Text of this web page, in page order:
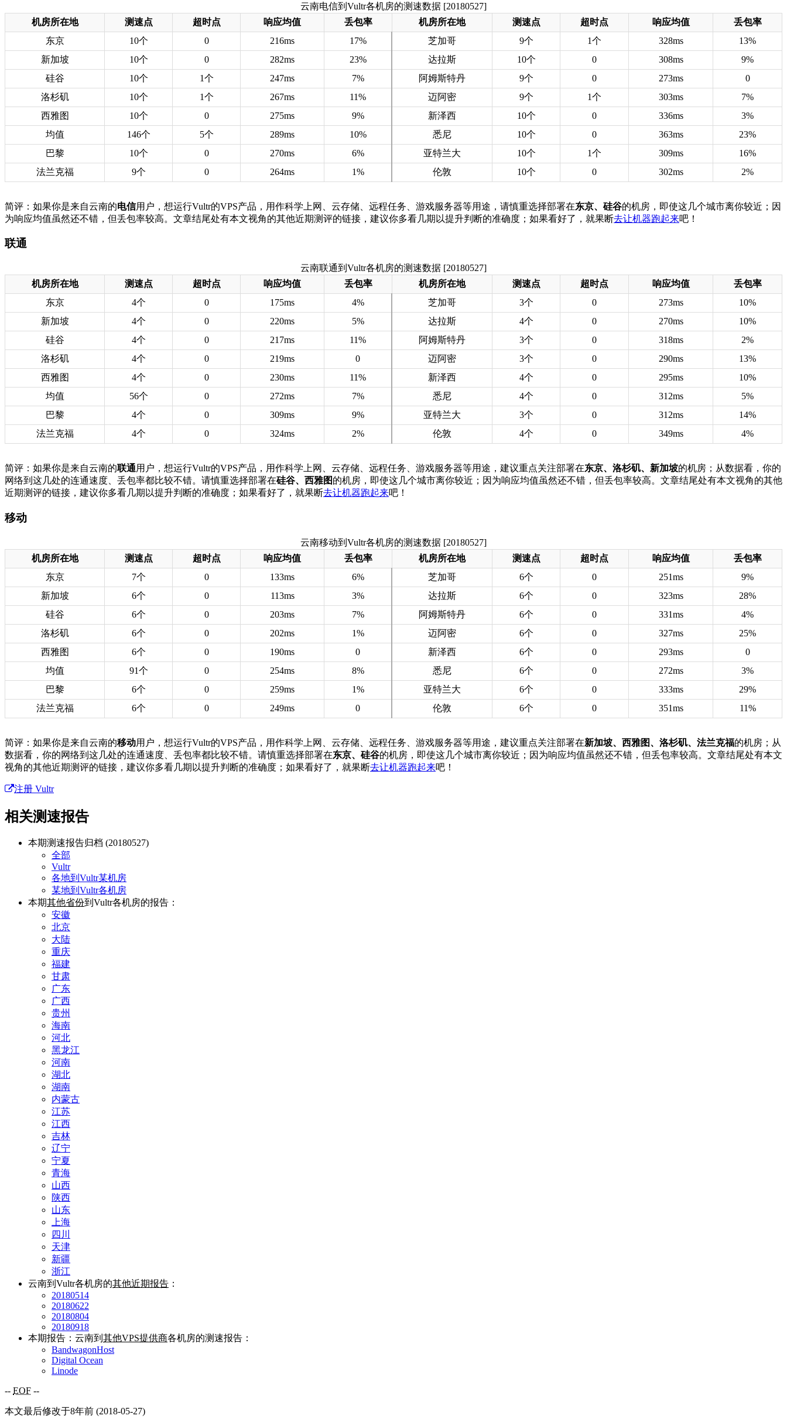
云南电信到Vultr各机房的测速数据 [20180527]
机房所在地
测速点 超时点 响应均值 丢包率 机房所在地 测速点 超时点 响应均值
丢包率
东京
10个 0 216ms 17% 芝加哥 9个 1个 328ms
13%
新加坡
10个 0 282ms 23% 达拉斯 10个 0 308ms
9%
硅谷
10个 1个 247ms 7% 阿姆斯特丹 9个 0 273ms
0
洛杉矶
10个 1个 267ms 11% 迈阿密 9个 1个 303ms
7%
西雅图
10个 0 275ms 9% 新泽西 10个 0 336ms
3%
均值
146个 5个 289ms 10% 悉尼 10个 0 363ms
23%
巴黎
10个 0 270ms 6% 亚特兰大 10个 1个 309ms
16%
法兰克福
9个 0 264ms 1% 伦敦 10个 0 302ms 2%
简评：如果你是来自云南的电信用户，想运行Vultr的VPS产品，用作科学上网、云存储、远程任务、游戏服务器等用途，请慎重选择部署在东京、硅谷的机房，即使这几个城市离你较近；因
为响应均值虽然还不错，但丢包率较高。文章结尾处有本文视角的其他近期测评的链接，建议你多看几期以提升判断的准确度；如果看好了，就果断去让机器跑起来吧！
联通
云南联通到Vultr各机房的测速数据 [20180527]
机房所在地
测速点 超时点 响应均值 丢包率 机房所在地 测速点 超时点 响应均值
丢包率
东京
4个 0 175ms 4% 芝加哥 3个 0 273ms
10%
新加坡
4个 0 220ms 5% 达拉斯 4个 0 270ms
10%
硅谷
4个 0 217ms 11% 阿姆斯特丹 3个 0 318ms
2%
洛杉矶
4个 0 219ms 0 迈阿密 3个 0 290ms
13%
西雅图
4个 0 230ms 11% 新泽西 4个 0 295ms
10%
均值
56个 0 272ms 7% 悉尼 4个 0 312ms
5%
巴黎
4个 0 309ms 9% 亚特兰大 3个 0 312ms
14%
法兰克福
4个 0 324ms 2% 伦敦 4个 0 349ms 4%
简评：如果你是来自云南的联通用户，想运行Vultr的VPS产品，用作科学上网、云存储、远程任务、游戏服务器等用途，建议重点关注部署在东京、洛杉矶、新加坡的机房；从数据看，你的
网络到这几处的连通速度、丢包率都比较不错。请慎重选择部署在硅谷、西雅图的机房，即使这几个城市离你较近；因为响应均值虽然还不错，但丢包率较高。文章结尾处有本文视角的其他
近期测评的链接，建议你多看几期以提升判断的准确度；如果看好了，就果断去让机器跑起来吧！
移动
云南移动到Vultr各机房的测速数据 [20180527]
机房所在地
测速点 超时点 响应均值 丢包率 机房所在地 测速点 超时点 响应均值
丢包率
东京
7个 0 133ms 6% 芝加哥 6个 0 251ms
9%
新加坡
6个 0 113ms 3% 达拉斯 6个 0 323ms
28%
硅谷
6个 0 203ms 7% 阿姆斯特丹 6个 0 331ms
4%
洛杉矶
6个 0 202ms 1% 迈阿密 6个 0 327ms
25%
西雅图
6个 0 190ms 0 新泽西 6个 0 293ms
0
均值
91个 0 254ms 8% 悉尼 6个 0 272ms
3%
巴黎
6个 0 259ms 1% 亚特兰大 6个 0 333ms
29%
法兰克福
6个 0 249ms 0 伦敦 6个 0 351ms 11%
简评：如果你是来自云南的移动用户，想运行Vultr的VPS产品，用作科学上网、云存储、远程任务、游戏服务器等用途，建议重点关注部署在新加坡、西雅图、洛杉矶、法兰克福的机房；从
数据看，你的网络到这几处的连通速度、丢包率都比较不错。请慎重选择部署在东京、硅谷的机房，即使这几个城市离你较近；因为响应均值虽然还不错，但丢包率较高。文章结尾处有本文
视角的其他近期测评的链接，建议你多看几期以提升判断的准确度；如果看好了，就果断去让机器跑起来吧！
注册 Vultr
相关测速报告
本期测速报告归档 (20180527)
全部
Vultr
各地到Vultr某机房
某地到Vultr各机房
本期其他省份到Vultr各机房的报告：
安徽
北京
大陆
重庆
福建
甘肃
广东
广西
贵州
海南
河北
黑龙江
河南
湖北
湖南
内蒙古
江苏
江西
吉林
辽宁
宁夏
青海
山西
陕西
山东
上海
四川
天津
新疆
浙江
云南到Vultr各机房的其他近期报告 ：
20180514
20180622
20180804
20180918
本期报告：云南到 其他VPS提供商各机房的测速报告：
BandwagonHost
Digital Ocean
Linode
-- EOF --
本文最后修改于8年前 (2018-05-27)